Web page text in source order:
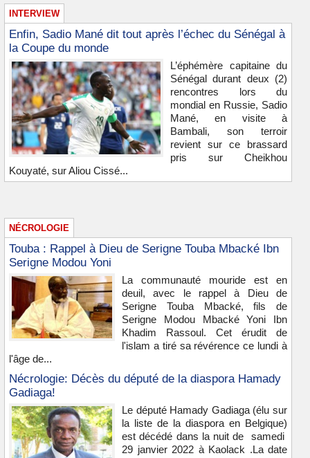
INTERVIEW
Enfin, Sadio Mané dit tout après l’échec du Sénégal à
la Coupe du monde
L’éphémère capitaine du
Sénégal durant deux (2)
rencontres lors du
mondial en Russie, Sadio
Mané, en visite à
Bambali, son terroir
revient sur ce brassard
pris sur Cheikhou
Kouyaté, sur Aliou Cissé...
NÉCROLOGIE
Touba : Rappel à Dieu de Serigne Touba Mbacké Ibn
Serigne Modou Yoni
La communauté mouride est en
deuil, avec le rappel à Dieu de
Serigne Touba Mbacké, fils de
Serigne Modou Mbacké Yoni Ibn
Khadim Rassoul. Cet érudit de
l'islam a tiré sa révérence ce lundi à
l'âge de...
Nécrologie: Décès du député de la diaspora Hamady
Gadiaga!
Le député Hamady Gadiaga (élu sur
la liste de la diaspora en Belgique)
est décédé dans la nuit de samedi
29 janvier 2022 à Kaolack .La date